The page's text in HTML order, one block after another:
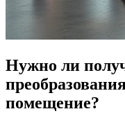
Нужно ли
помещение?